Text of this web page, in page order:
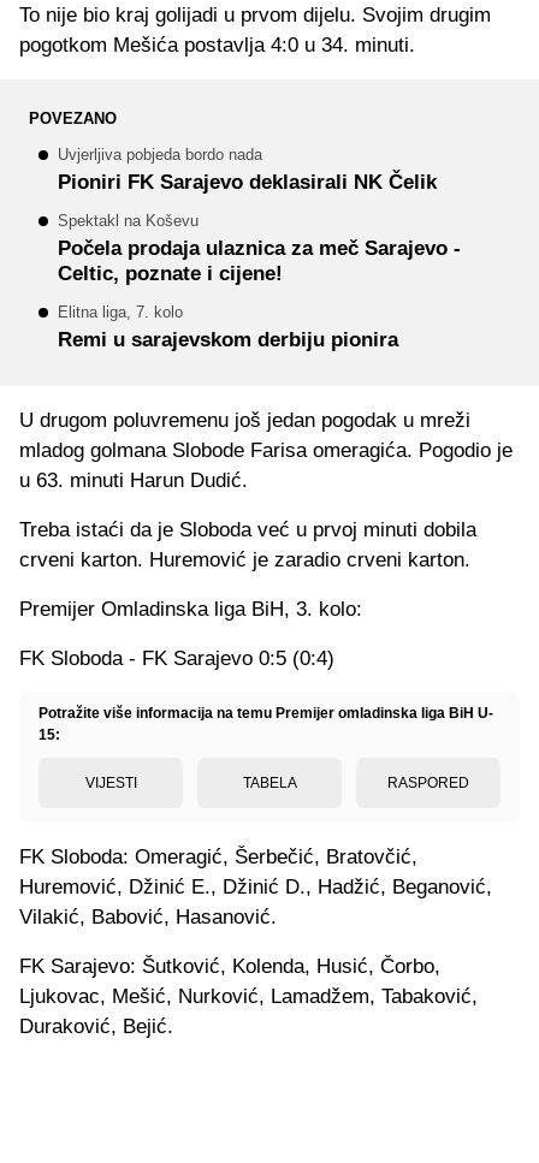
To nije bio kraj golijadi u prvom dijelu. Svojim drugim
pogotkom Mešića postavlja 4:0 u 34. minuti.
POVEZANO
Uvjerljiva pobjeda bordo nada
Pioniri FK Sarajevo deklasirali NK Čelik
Spektakl na Koševu
Počela prodaja ulaznica za meč Sarajevo -
Celtic, poznate i cijene!
Elitna liga, 7. kolo
Remi u sarajevskom derbiju pionira
U drugom poluvremenu još jedan pogodak u mreži
mladog golmana Slobode Farisa omeragića. Pogodio je
u 63. minuti Harun Dudić.
Treba istaći da je Sloboda već u prvoj minuti dobila
crveni karton. Huremović je zaradio crveni karton.
Premijer Omladinska liga BiH, 3. kolo:
FK Sloboda - FK Sarajevo 0:5 (0:4)
Potražite više informacija na temu Premijer omladinska liga BiH U-
15:
VIJESTI TABELA RASPORED
FK Sloboda: Omeragić, Šerbečić, Bratovčić,
Huremović, Džinić E., Džinić D., Hadžić, Beganović,
Vilakić, Babović, Hasanović.
FK Sarajevo: Šutković, Kolenda, Husić, Čorbo,
Ljukovac, Mešić, Nurković, Lamadžem, Tabaković,
Duraković, Bejić.